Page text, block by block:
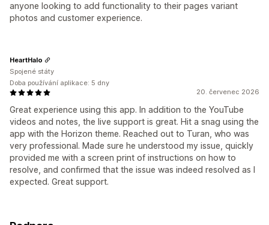
anyone looking to add functionality to their pages variant
photos and customer experience.
20. červenec 2026
Great experience using this app. In addition to the YouTube
videos and notes, the live support is great. Hit a snag using the
app with the Horizon theme. Reached out to Turan, who was
very professional. Made sure he understood my issue, quickly
provided me with a screen print of instructions on how to
resolve, and confirmed that the issue was indeed resolved as I
expected. Great support.
HeartHalo
Spojené státy
Doba používání aplikace: 5 dny